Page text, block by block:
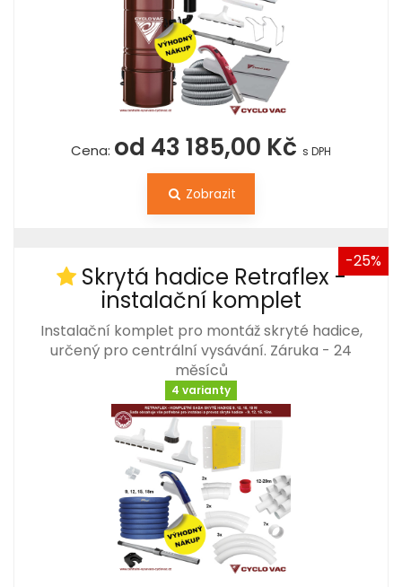
Cena: od 43 185,00 Kč s DPH
Zobrazit
-25%
Skrytá hadice Retraflex -
instalační komplet
Instalační komplet pro montáž skryté hadice,
určený pro centrální vysávání. Záruka - 24
měsíců
4 varianty